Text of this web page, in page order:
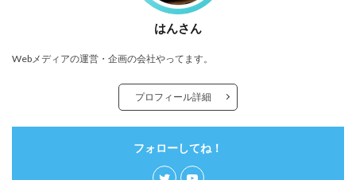
はんさん
Webメディアの運営・企画の会社やってます。
プロフィール詳細
フォローしてね！